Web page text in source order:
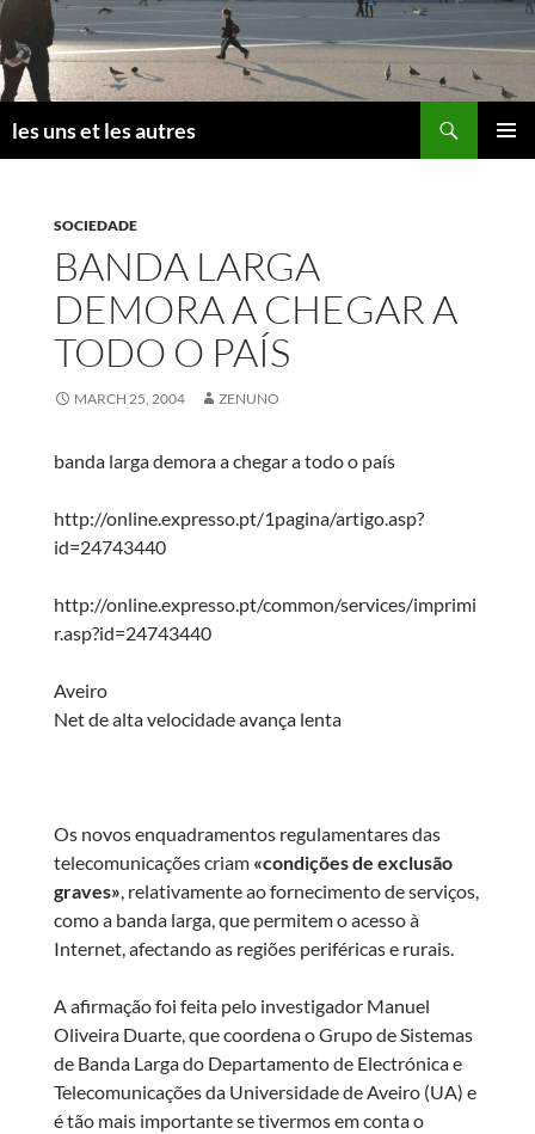
Skip
to
content
les uns et les autres
SOCIEDADE
BANDA LARGA
DEMORA A CHEGAR A
TODO O PAÍS
MARCH 25, 2004 ZENUNO
banda larga demora a chegar a todo o país
http://online.expresso.pt/1pagina/artigo.asp?
id=24743440
http://online.expresso.pt/common/services/imprimi
r.asp?id=24743440
Aveiro
Net de alta velocidade avança lenta
Os novos enquadramentos regulamentares das
telecomunicações criam «condições de exclusão
graves», relativamente ao fornecimento de serviços,
como a banda larga, que permitem o acesso à
Internet, afectando as regiões periféricas e rurais.
A afirmação foi feita pelo investigador Manuel
Oliveira Duarte, que coordena o Grupo de Sistemas
de Banda Larga do Departamento de Electrónica e
Telecomunicações da Universidade de Aveiro (UA) e
é tão mais importante se tivermos em conta o